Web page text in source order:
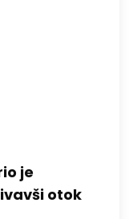
je
otok